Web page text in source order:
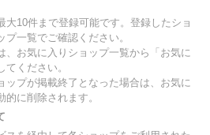
大10件まで登録可能です。登録したショ
一覧でご確認ください。
、お気に入りショップ一覧から「お気に
ください。
ップが掲載終了となった場合は、お気に
に削除されます。